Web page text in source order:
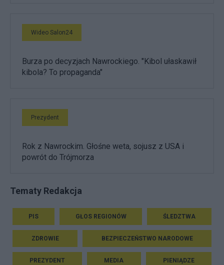
Wideo Salon24
Burza po decyzjach Nawrockiego. "Kibol ułaskawił
kibola? To propaganda"
Prezydent
Rok z Nawrockim. Głośne weta, sojusz z USA i
powrót do Trójmorza
Tematy Redakcja
PIS GŁOS REGIONÓW ŚLEDZTWA
ZDROWIE BEZPIECZEŃSTWO NARODOWE
PREZYDENT MEDIA PIENIĄDZE